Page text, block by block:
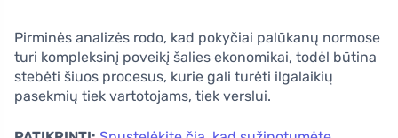
Pirminės analizės rodo, kad pokyčiai palūkanų normose
turi kompleksinį poveikį šalies ekonomikai, todėl būtina
stebėti šiuos procesus, kurie gali turėti ilgalaikių
pasekmių tiek vartotojams, tiek verslui.